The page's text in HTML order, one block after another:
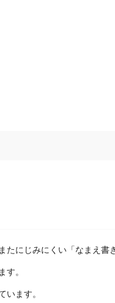
たにじみにくい「なまえ書
す。
います。